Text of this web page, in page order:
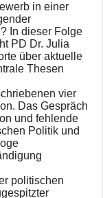
in einer
In dieser Folge
PD Dr. Julia
über aktuelle
Thesen
vier
Das Gespräch
und fehlende
Politik und
politischen